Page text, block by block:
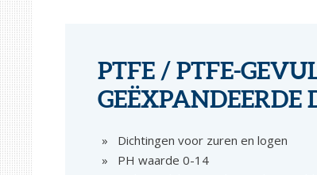
PTFE / PTFE-
GEËXPANDEERDE
Dichtingen voor zuren en logen
PH waarde 0-14